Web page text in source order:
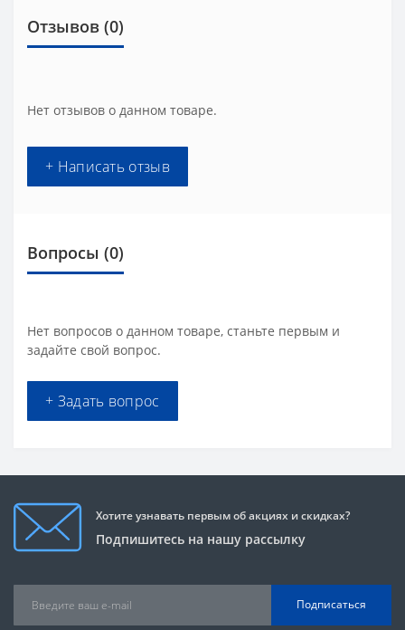
Отзывов (0)
Нет отзывов о данном товаре.
+ Написать отзыв
Вопросы (0)
Нет вопросов о данном товаре, станьте первым и
задайте свой вопрос.
+ Задать вопрос
Хотите узнавать первым об акциях и скидках?
Подпишитесь на нашу рассылку
Подписаться